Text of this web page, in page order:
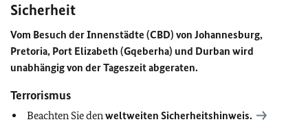
Sicherheit
Vom Besuch der Innenstädte (CBD) von Johannesburg,
Pretoria, Port Elizabeth (Gqeberha) und Durban wird
unabhängig von der Tageszeit abgeraten.
Terrorismus
Beachten Sie denweltweiten Sicherheitshinweis.